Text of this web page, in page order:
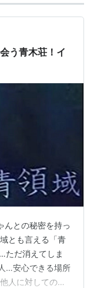
う青木荘！イ
との秘密を持っ
とも言える「青
ただ消えてしま
…安心できる場所
人に対しての優